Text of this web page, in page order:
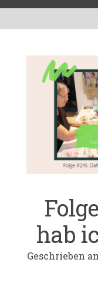
hab
Geschrieben